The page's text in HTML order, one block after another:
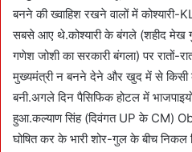
बनने की ख्वाहिश रखने वालों में कोश्यारी-
सबसे आए थे.कोश्यारी के बंगले (शहीद मेख
गणेश जोशी का सरकारी बंगला) पर रातों-
मुख्यमंत्री न बनने देने और खुद में से किसी
बनी.अगले दिन पैसिफिक होटल में
हुआ.कल्याण सिंह (दिवंगत UP के CM)
घोषित कर के भारी शोर-गुल के बीच निकल